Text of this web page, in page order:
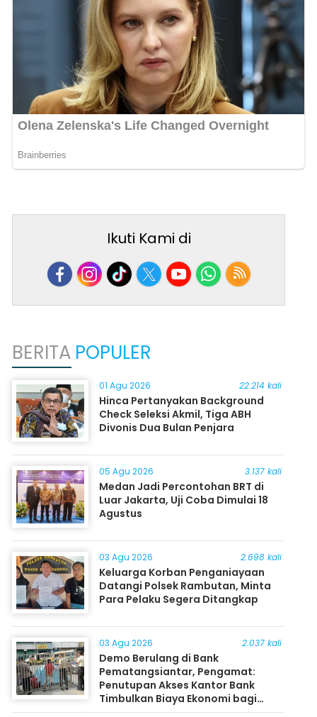
Ikuti Kami di
BERITA POPULER
01 Agu 2026 22.214 kali
Hinca Pertanyakan Background
Check Seleksi Akmil, Tiga ABH
Divonis Dua Bulan Penjara
05 Agu 2026 3.137 kali
Medan Jadi Percontohan BRT di
Luar Jakarta, Uji Coba Dimulai 18
Agustus
03 Agu 2026 2.698 kali
Keluarga Korban Penganiayaan
Datangi Polsek Rambutan, Minta
Para Pelaku Segera Ditangkap
03 Agu 2026 2.037 kali
Demo Berulang di Bank
Pematangsiantar, Pengamat:
Penutupan Akses Kantor Bank
Timbulkan Biaya Ekonomi bagi
Masyarakat